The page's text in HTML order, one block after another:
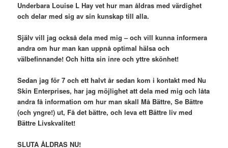
Underbara Louise L Hay vet hur man åldras med värdighet
och delar med sig av sin kunskap till alla.
Själv vill jag också dela med mig – och vill kunna informera
andra om hur man kan uppnå optimal hälsa och
välbefinnande! Och hitta sin inre och yttre skönhet!
Sedan jag för 7 och ett halvt år sedan kom i kontakt med Nu
Skin Enterprises, har jag möjlighet att dela med mig och låta
andra få information om hur man skall Må Bättre, Se Bättre
(och yngre!) ut, Få det bättre, och leva ett Bättre liv med
Bättre Livskvalitet!
SLUTA ÅLDRAS NU!